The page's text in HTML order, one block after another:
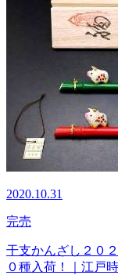
2020.10.31
完売
干支かんざし２０
０種入荷！｜江戸